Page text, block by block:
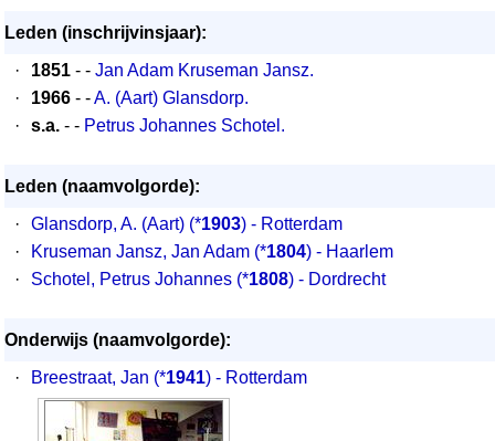
Leden (inschrijvinsjaar):
·
1851 - - Jan Adam Kruseman Jansz.
·
1966 - -A. (Aart) Glansdorp.
·
s.a. - - Petrus Johannes Schotel.
Leden (naamvolgorde):
·
Glansdorp, A. (Aart) (*1903) - Rotterdam
·
Kruseman Jansz, Jan Adam (*1804) - Haarlem
·
Schotel, Petrus Johannes (*1808) - Dordrecht
Onderwijs (naamvolgorde):
·
Breestraat, Jan (*1941) - Rotterdam